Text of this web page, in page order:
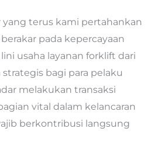
terus kami pertahankan
pada kepercayaan
usaha layanan forklift dari
bagi para pelaku
melakukan transaksi
vital dalam kelancaran
berkontribusi langsung